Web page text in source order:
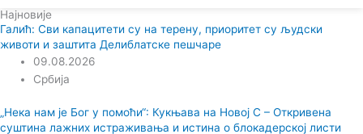
Најновије
Галић: Сви капацитети су на терену, приоритет су људски
животи и заштита Делиблатске пешчаре
09.08.2026
Србија
„Нека нам је Бог у помоћи“: Кукњава на Новој С – Откривена
суштина лажних истраживања и истина о блокадерској листи